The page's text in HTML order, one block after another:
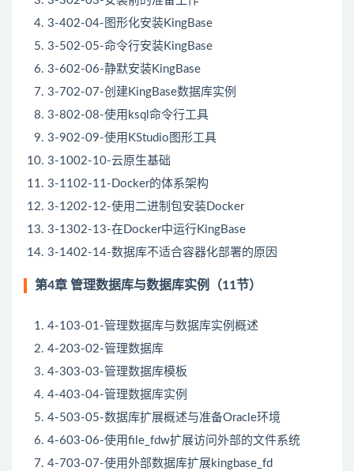
3-402-04-图形化安装KingBase
3-502-05-命令行安装KingBase
3-602-06-静默安装KingBase
3-702-07-创建KingBase数据库实例
3-802-08-使用ksql命令行工具
3-902-09-使用KStudio图形工具
3-1002-10-云原生基础
3-1102-11-Docker的体系架构
3-1202-12-使用二进制包安装Docker
3-1302-13-在Docker中运行KingBase
3-1402-14-数据库不适合容器化部署的原因
第4章 管理数据库与数据库实例（11节）
4-103-01-管理数据库与数据库实例概述
4-203-02-管理数据库
4-303-03-管理数据库模板
4-403-04-管理数据库实例
4-503-05-数据库扩展概述与准备Oracle环境
4-603-06-使用file_fdw扩展访问外部的文件系统
4-703-07-使用外部数据库扩展kingbase_fd